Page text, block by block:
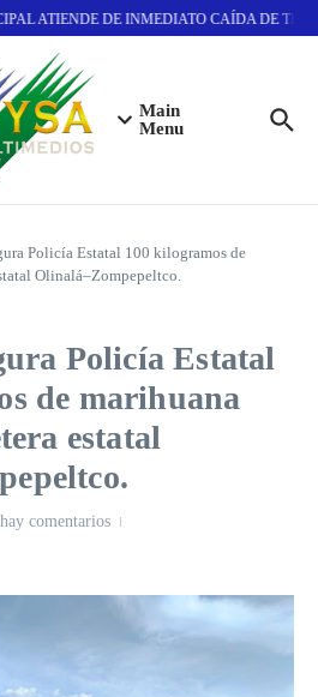
ATIENDE DE INMEDIATO CAÍDA DE
Main
Menu
Policía Estatal 100 kilogramos de
Olinalá–Zompepeltco.
Policía Estatal
de marihuana
estatal
comentarios